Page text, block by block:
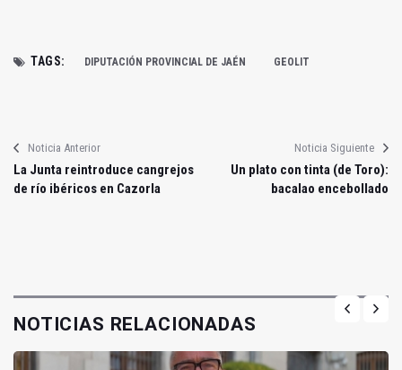
TAGS: DIPUTACIÓN PROVINCIAL DE JAÉN GEOLIT
Noticia Anterior
La Junta reintroduce cangrejos
de río ibéricos en Cazorla
Noticia Siguiente
Un plato con tinta (de Toro):
bacalao encebollado
NOTICIAS RELACIONADAS